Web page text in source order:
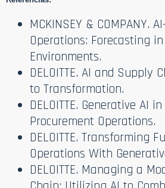
MCKINSEY & COMPANY.
Operations: Forecasting
Environments.
DELOITTE. AI and Supply
to Transformation.
DELOITTE. Generative AI
Procurement Operations.
DELOITTE. Transforming
Operations With
DELOITTE. Managing a